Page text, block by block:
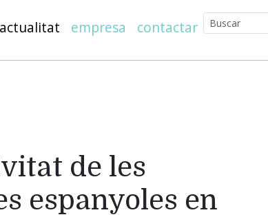
actualitat empresa contactar
de les
espanyoles en